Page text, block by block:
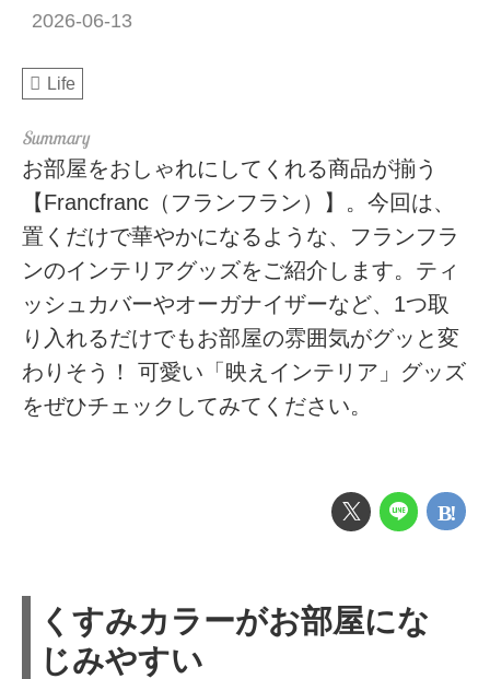
2026-06-13
Life
お部屋をおしゃれにしてくれる商品が揃う
【Francfranc（フランフラン）】。今回は、
置くだけで華やかになるような、フランフラ
ンのインテリアグッズをご紹介します。ティ
ッシュカバーやオーガナイザーなど、1つ取
り入れるだけでもお部屋の雰囲気がグッと変
わりそう！ 可愛い「映えインテリア」グッズ
をぜひチェックしてみてください。
くすみカラーがお部屋にな
じみやすい